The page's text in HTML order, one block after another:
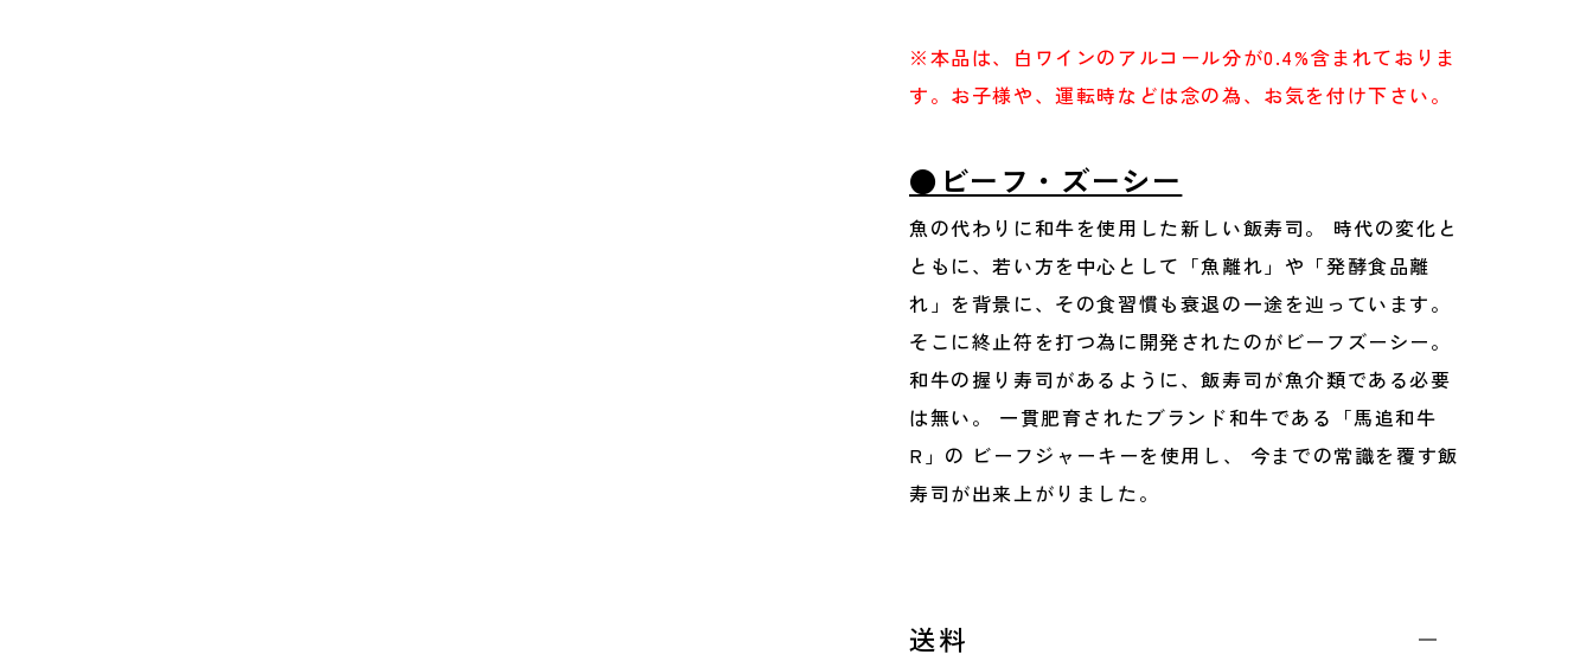
※本品は、白ワインのアルコール分が0.4%含まれておりま
す。お子様や、運転時などは念の為、お気を付け下さい。
●ビーフ・ズーシー
魚の代わりに和牛を使用した新しい飯寿司。 時代の変化と
ともに、若い方を中心として「魚離れ」や「発酵食品離
れ」を背景に、その食習慣も衰退の一途を辿っています。
そこに終止符を打つ為に開発されたのがビーフズーシー。
和牛の握り寿司があるように、飯寿司が魚介類である必要
は無い。 一貫肥育されたブランド和牛である「馬追和牛
R」の ビーフジャーキーを使用し、 今までの常識を覆す飯
寿司が出来上がりました。
送料